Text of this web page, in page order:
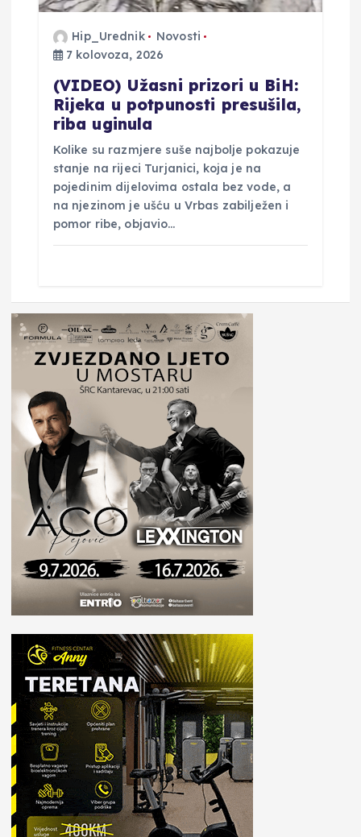
Hip_Urednik
Novosti
7 kolovoza, 2026
(VIDEO) Užasni prizori u BiH:
Rijeka u potpunosti presušila,
riba uginula
Kolike su razmjere suše najbolje pokazuje
stanje na rijeci Turjanici, koja je na
pojedinim dijelovima ostala bez vode, a
na njezinom je ušću u Vrbas zabilježen i
pomor ribe, objavio…